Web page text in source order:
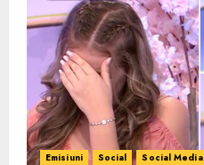
Emisiuni Social Social Media